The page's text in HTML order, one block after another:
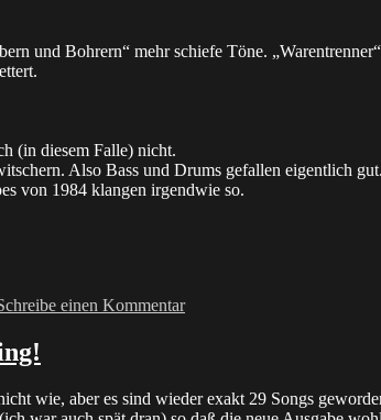
und Bohrern“ mehr schiefe Töne.
(in diesem Falle) nicht.
Also Bass und Drums gefallen eigentlich
von 1984 klangen irgendwie so.
einen KommentarHUMAN
wie, aber es sind wieder exakt 29 Songs